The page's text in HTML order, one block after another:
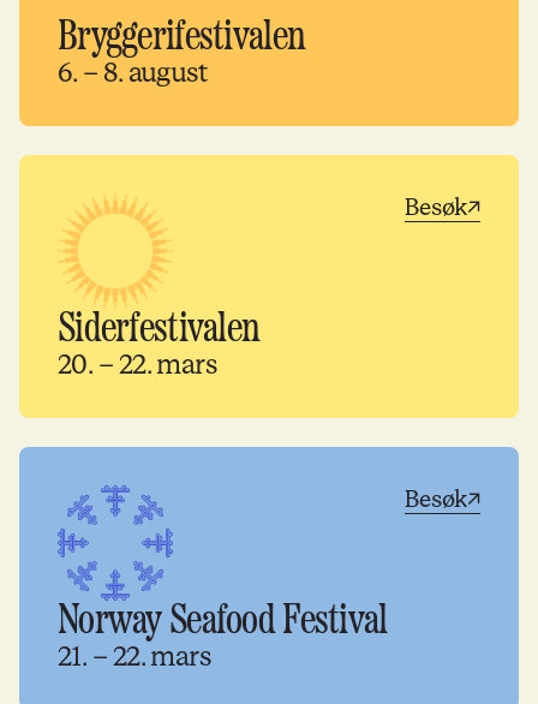
Bryggerifestivalen
6. – 8. august
Besøk
Siderfestivalen
20. – 22. mars
Besøk
Norway Seafood Festival
21. – 22. mars